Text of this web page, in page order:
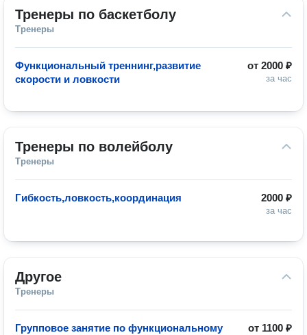
Тренеры по баскетболу
Тренеры
от 2000 ₽
за час
Функциональный треннинг,развитие
скорости и ловкости
Тренеры по волейболу
Тренеры
2000 ₽
за час
Гибкость,ловкость,координация
Другое
Тренеры
от 1100 ₽
Групповое занятие по функциональному